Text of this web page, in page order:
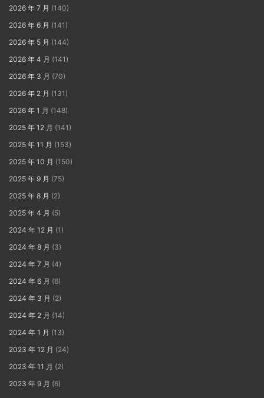
2026 年 7 月 (140)
2026 年 6 月 (141)
2026 年 5 月 (144)
2026 年 4 月 (141)
2026 年 3 月 (70)
2026 年 2 月 (131)
2026 年 1 月 (148)
2025 年 12 月 (141)
2025 年 11 月 (153)
2025 年 10 月 (150)
2025 年 9 月 (75)
2025 年 8 月 (2)
2025 年 4 月 (5)
2024 年 12 月 (1)
2024 年 8 月 (3)
2024 年 7 月 (4)
2024 年 6 月 (6)
2024 年 3 月 (2)
2024 年 2 月 (14)
2024 年 1 月 (13)
2023 年 12 月 (24)
2023 年 11 月 (2)
2023 年 9 月 (6)